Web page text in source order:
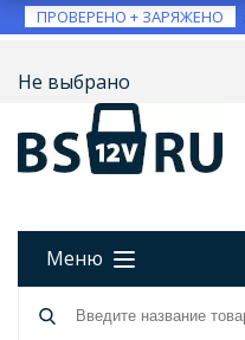
ПРОВЕРЕНО + ЗАРЯЖЕНО
Не выбрано
Меню